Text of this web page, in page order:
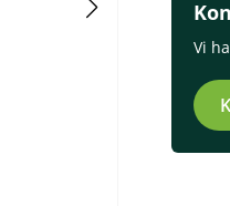
Vi